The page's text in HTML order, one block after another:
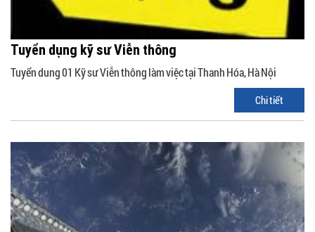
Tuyển dụng kỹ sư Viễn thông
Tuyển dung 01 Kỹ sư Viễn thông làm việc tại Thanh Hóa, Hà Nội
Chi tiết